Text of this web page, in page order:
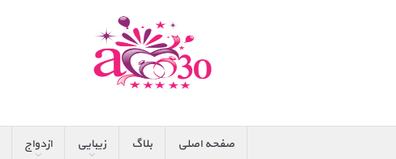
صفحه اصلی بلاگ زیبایی ازدواج